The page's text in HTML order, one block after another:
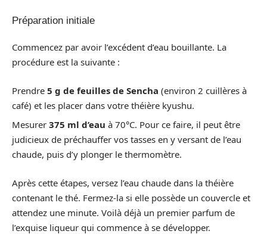
Préparation initiale
Commencez par avoir l’excédent d’eau bouillante. La
procédure est la suivante :
Prendre 5 g de feuilles de Sencha (environ 2 cuillères à
café) et les placer dans votre théière kyushu.
Mesurer 375 ml d’eau à 70°C. Pour ce faire, il peut être
judicieux de préchauffer vos tasses en y versant de l’eau
chaude, puis d’y plonger le thermomètre.
Après cette étapes, versez l’eau chaude dans la théière
contenant le thé. Fermez-la si elle possède un couvercle et
attendez une minute. Voilà déjà un premier parfum de
l’exquise liqueur qui commence à se développer.